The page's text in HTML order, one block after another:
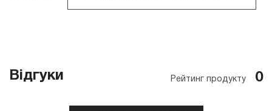
Відгуки Рейтинг продукту 0